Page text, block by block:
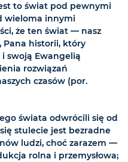
to świat pod pewnymi
wieloma innymi
że ten świat — nasz
historii, który
swoją Ewangelią
rozwiązań
czasów (por.
świata odwrócili się od
stulecie jest bezradne
ludzi, choć zarazem —
rolna i przemysłowa;